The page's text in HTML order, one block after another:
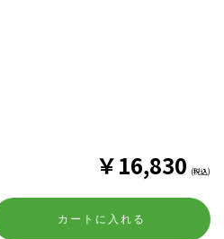
￥16,830 (税込)
カートに入れる